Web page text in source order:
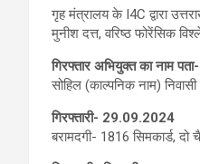
गृह मंत्रालय के I4C द्वारा
मुनीश दत्त, वरिष्ठ फोरेंसिक
गिरफ्तार अभियुक्त का नाम पता-
सोहिल (काल्पनिक नाम)
गिरफ्तारी- 29.09.2024
बरामदगी- 1816 सिमकार्ड,